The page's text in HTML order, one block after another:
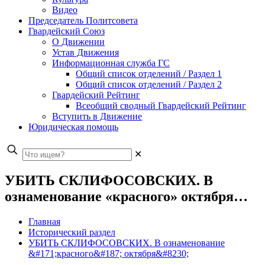
Видео
Председатель Политсовета
Гвардейский Союз
О Движении
Устав Движения
Информационная служба ГС
Общий список отделений / Раздел 1
Общий список отделений / Раздел 2
Гвардейский Рейтинг
Всеобщий сводный Гвардейский Рейтинг
Вступить в Движение
Юридическая помощь
✕
УБИТЬ СКЛИФОСОВСКИХ. В
ознаменование «красного» октября…
Главная
Исторический раздел
УБИТЬ СКЛИФОСОВСКИХ. В ознаменование
&#171;красного&#187; октября&#8230;